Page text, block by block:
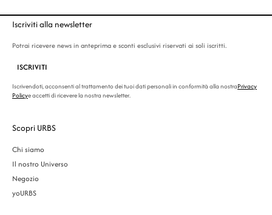
Iscriviti alla newsletter
Potrai ricevere news in anteprima e sconti esclusivi riservati ai soli iscritti.
ISCRIVITI
Iscrivendoti, acconsenti al trattamento dei tuoi dati personali in conformità alla nostraPrivacy
Policye accetti di ricevere la nostra newsletter.
Scopri URBS
Chi siamo
Il nostro Universo
Negozio
yoURBS